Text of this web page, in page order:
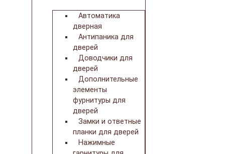
Автоматика
дверная
Антипаника для
дверей
Доводчики для
дверей
Дополнительные
элементы
фурнитуры для
дверей
Замки и ответные
планки для дверей
Нажимные